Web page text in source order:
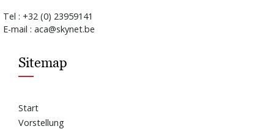
Tel : +32 (0) 23959141
E-mail : aca@skynet.be
Sitemap
Start
Vorstellung